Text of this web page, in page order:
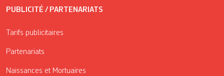
PUBLICITÉ / PARTENARIATS
Tarifs publicitaires
Partenariats
Naissances et Mortuaires